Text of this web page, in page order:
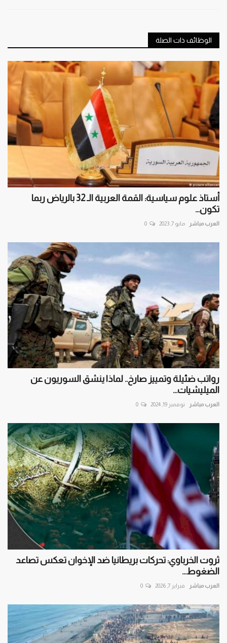
الوظائف ذات الصلة
أستاذ علوم سياسية: القمة العربية الـ 32 بالرياض ربما
تكون...
العرب مباشر مايو 7, 2023 0
رواتب ضئيلة وتمييز صارخ.. لماذا ينشق السوريون عن
الميليشيات...
العرب مباشر نوفمبر 19, 2024 0
ثروت الخرباوي: تحركات بريطانيا ضد الإخوان تعكس تصاعد
الضغوط...
العرب مباشر فبراير 7, 2026 0